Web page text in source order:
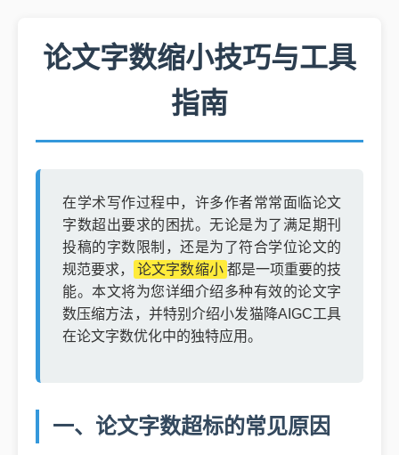
论文字数缩小技巧与工具
指南
在学术写作过程中，许多作者常常面临论文
字数超出要求的困扰。无论是为了满足期刊
投稿的字数限制，还是为了符合学位论文的
规范要求，
论文字数缩小 都是一项重要的技
能。本文将为您详细介绍多种有效的论文字
数压缩方法，并特别介绍小发猫降AIGC工具
在论文字数优化中的独特应用。
一、论文字数超标的常见原因